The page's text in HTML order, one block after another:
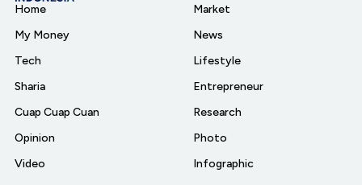
Home
My Money
Tech
Sharia
Cuap Cuap Cuan
Opinion
Video
Market
News
Lifestyle
Entrepreneur
Research
Photo
Infographic